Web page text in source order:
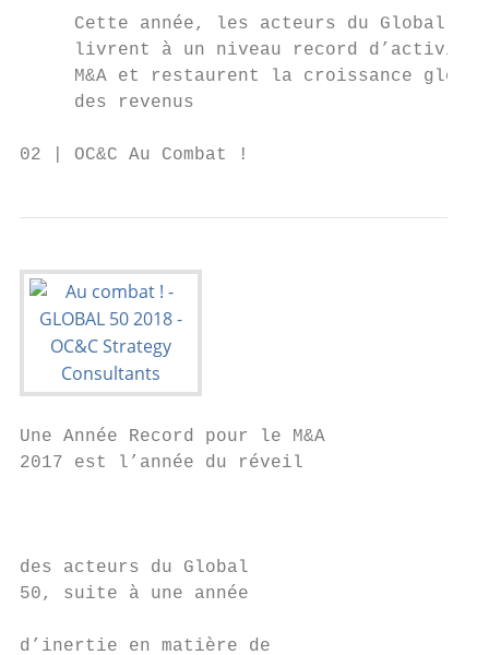
Cette année, les acteurs du Global 50
livrent à un niveau record
M&A et restaurent la croissance
     des revenus
02 | OC&C Au Combat !
Une Année Record pour le M&A
2017 est l’année du réveil
des acteurs du Global
50, suite à une année
d’inertie en matière de